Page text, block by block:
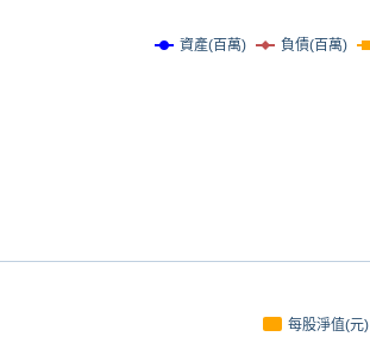
資產(百萬) 負債(百萬)
每股淨值(元)